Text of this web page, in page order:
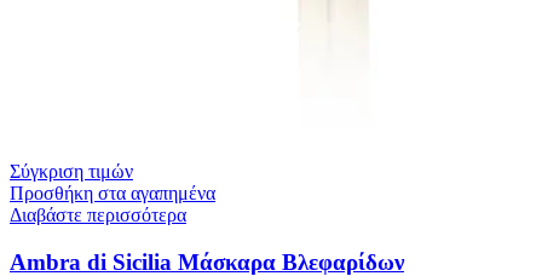
Σύγκριση τιμών
Προσθήκη στα αγαπημένα
Διαβάστε περισσότερα
Ambra di Sicilia Mάσκαρα Βλεφαρίδων